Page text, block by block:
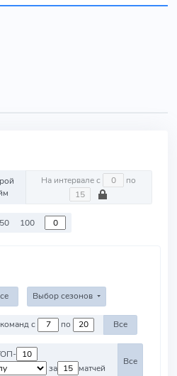
На интервале с по
50 100
Выбор сезонов
Против команд с по Все
за
матчей
Все